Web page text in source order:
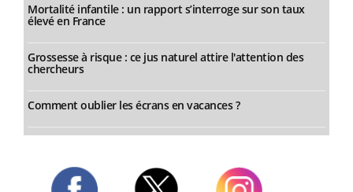
Mortalité infantile : un rapport s’interroge sur son taux
élevé en France
Grossesse à risque : ce jus naturel attire l'attention des
chercheurs
Comment oublier les écrans en vacances ?